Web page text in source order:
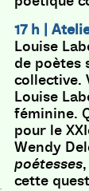
17 h |
Louise
de poètes
collective.
Louise
féminine.
pour le
Wendy
poétesses
cette